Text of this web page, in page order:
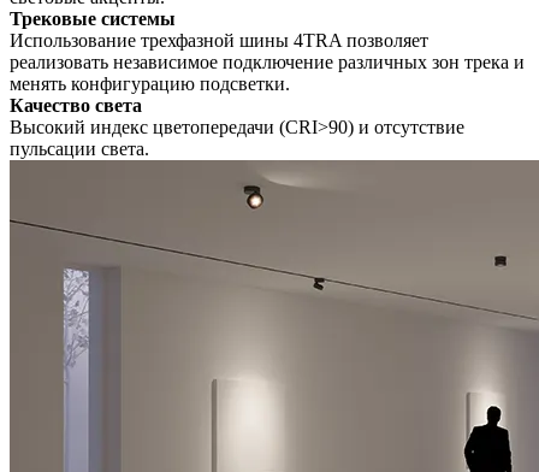
Трековые системы
Использование трехфазной шины 4TRA позволяет
реализовать независимое подключение различных зон трека и
менять конфигурацию подсветки.
Качество света
Высокий индекс цветопередачи (CRI>90) и отсутствие
пульсации света.